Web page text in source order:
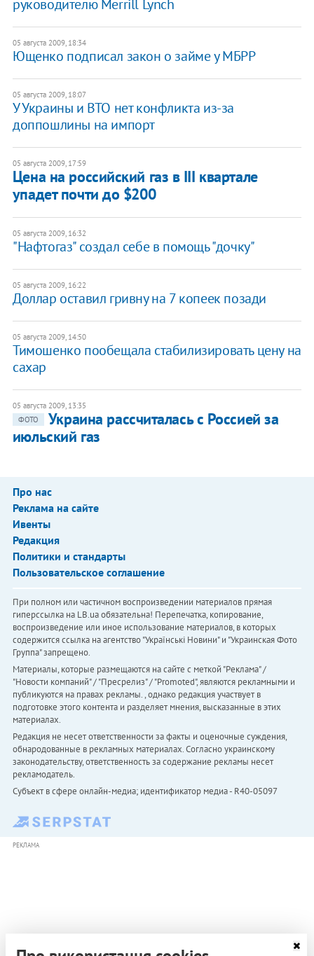
руководителю Merrill Lynch
05 августа 2009, 18:34
Ющенко подписал закон о займе у МБРР
05 августа 2009, 18:07
У Украины и ВТО нет конфликта из-за
доппошлины на импорт
05 августа 2009, 17:59
Цена на российский газ в III квартале
упадет почти до $200
05 августа 2009, 16:32
"Нафтогаз" создал себе в помощь "дочку"
05 августа 2009, 16:22
Доллар оставил гривну на 7 копеек позади
05 августа 2009, 14:50
Тимошенко пообещала стабилизировать цену на
сахар
05 августа 2009, 13:35
ФОТО
Украина рассчиталась с Россией за
июльский газ
Про нас
Реклама на сайте
Ивенты
Редакция
Политики и стандарты
Пользовательское соглашение
При полном или частичном воспроизведении материалов прямая
гиперссылка на LB.ua обязательна! Перепечатка, копирование,
воспроизведение или иное использование материалов, в которых
содержится ссылка на агентство "Українськi Новини" и "Украинская Фото
Группа" запрещено.
Материалы, которые размещаются на сайте с меткой "Реклама" /
"Новости компаний" / "Пресрелиз" / "Promoted", являются рекламными и
публикуются на правах рекламы. , однако редакция участвует в
подготовке этого контента и разделяет мнения, высказанные в этих
материалах.
Редакция не несет ответственности за факты и оценочные суждения,
обнародованные в рекламных материалах. Согласно украинскому
законодательству, ответственность за содержание рекламы несет
рекламодатель.
Субъект в сфере онлайн-медиа; идентификатор медиа - R40-05097
РЕКЛАМА